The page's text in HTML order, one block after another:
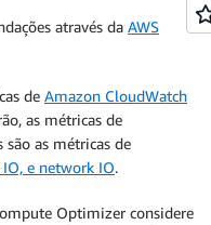
através da AWS
de Amazon CloudWatch
as métricas de
são as métricas de
e network IO.
Optimizer considere